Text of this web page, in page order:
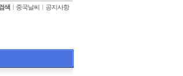
색 중국날씨 공지사항